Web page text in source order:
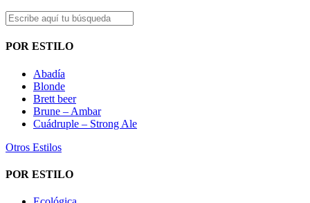
POR ESTILO
Abadía
Blonde
Brett beer
Brune – Ambar
Cuádruple – Strong Ale
Otros Estilos
POR ESTILO